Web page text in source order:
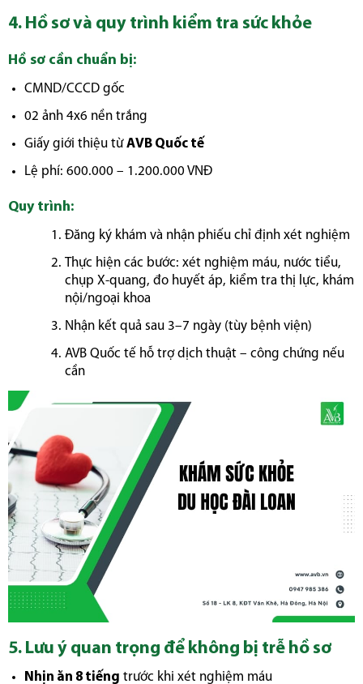
4. Hồ sơ và quy trình kiểm tra sức khỏe
Hồ sơ cần chuẩn bị:
CMND/CCCD gốc
02 ảnh 4x6 nền trắng
Giấy giới thiệu từAVB Quốc tế
Lệ phí: 600.000 – 1.200.000 VNĐ
Quy trình:
Đăng ký khám và nhận phiếu chỉ định xét nghiệm
Thực hiện các bước: xét nghiệm máu, nước tiểu,
chụp X-quang, đo huyết áp, kiểm tra thị lực, khám
nội/ngoại khoa
Nhận kết quả sau 3–7 ngày (tùy bệnh viện)
AVB Quốc tế hỗ trợ dịch thuật – công chứng nếu
cần
5. Lưu ý quan trọng để không bị trễ hồ sơ
Nhịn ăn 8 tiếng trước khi xét nghiệm máu